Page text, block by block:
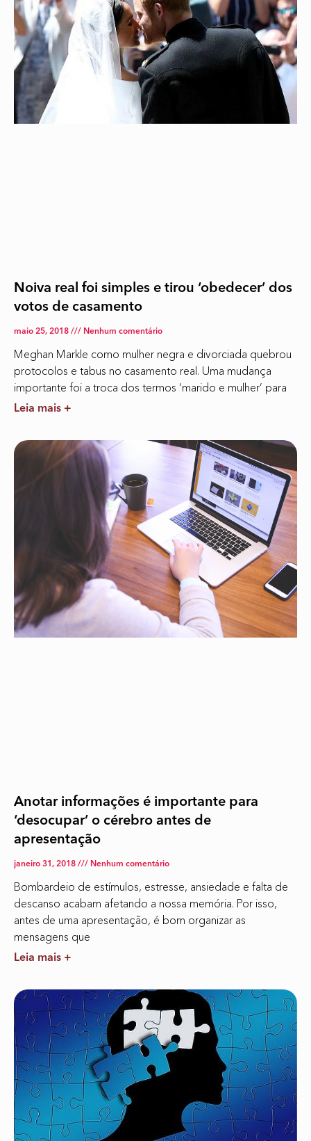
Noiva real foi simples e tirou ‘obedecer’ dos
votos de casamento
maio 25, 2018 Nenhum comentário
Meghan Markle como mulher negra e divorciada quebrou
protocolos e tabus no casamento real. Uma mudança
importante foi a troca dos termos ‘marido e mulher’ para
Leia mais +
Anotar informações é importante para
‘desocupar’ o cérebro antes de
apresentação
janeiro 31, 2018 Nenhum comentário
Bombardeio de estímulos, estresse, ansiedade e falta de
descanso acabam afetando a nossa memória. Por isso,
antes de uma apresentação, é bom organizar as
mensagens que
Leia mais +